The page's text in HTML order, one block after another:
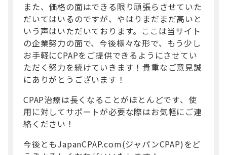
また、価格の面はできる限り頑張らさせていた
だいてはいるのですが、やはりまだまだ高いと
いう声はいただいております。ここは当サイト
の企業努力の面で、今後様々な形で、もう少し
お手軽にCPAPをご提供できるようにさせてい
ただく努力を続けていきます！貴重なご意見誠
にありがとうございます！
CPAP治療は長くなることがほとんどです、使
用に対してサポートが必要な際はお気軽にご連
絡ください！
今後ともJapanCPAP.com(ジャパンCPAP)をど